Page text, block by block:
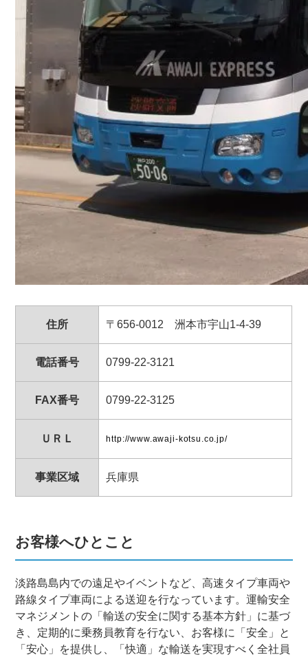
住所 〒656-0012 洲本市宇山1-4-39
電話番号 0799-22-3121
FAX番号 0799-22-3125
ＵＲＬ http://www.awaji-kotsu.co.jp/
事業区域 兵庫県
お客様へひとこと
淡路島島内での遠足やイベントなど、高速タイプ車両や
路線タイプ車両による送迎を行なっています。運輸安全
マネジメントの「輸送の安全に関する基本方針」に基づ
き、定期的に乗務員教育を行ない、お客様に「安全」と
「安心」を提供し、「快適」な輸送を実現すべく全社員